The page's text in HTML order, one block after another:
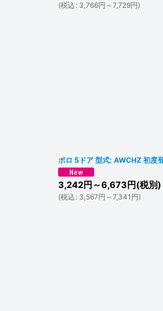
(税込 : 3,766円 ～7,729円)
ポロ 5ドア 型式: AWCHZ 初度
3,242円 ～6,673 円(税別)
(税込 : 3,567円 ～7,341 円)